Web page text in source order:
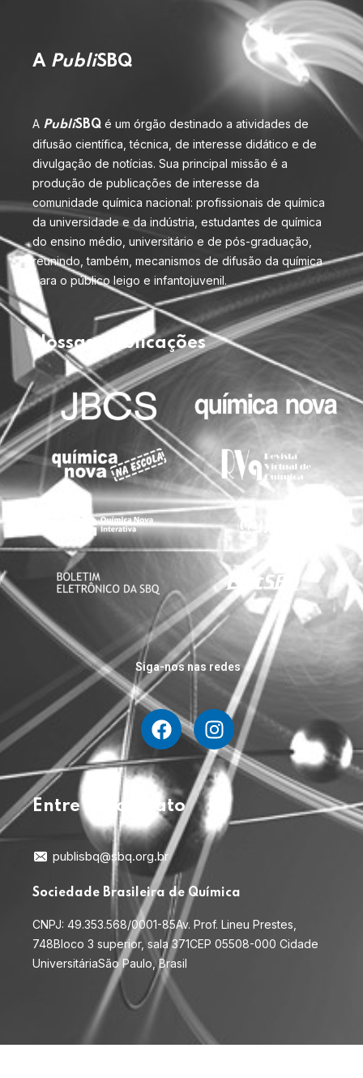
A PubliSBQ
A PubliSBQ é um órgão destinado a atividades de
difusão científica, técnica, de interesse didático e de
divulgação de notícias. Sua principal missão é a
produção de publicações de interesse da
comunidade química nacional: profissionais de química
da universidade e da indústria, estudantes de química
do ensino médio, universitário e de pós-graduação,
reunindo, também, mecanismos de difusão da química
para o público leigo e infantojuvenil.
Nossas publicações
Siga-nos nas redes
Entre em contato
publisbq@sbq.org.br
Sociedade Brasileira de Química
CNPJ: 49.353.568/0001-85Av. Prof. Lineu Prestes,
748Bloco 3 superior, sala 371CEP 05508-000 Cidade
UniversitáriaSão Paulo, Brasil